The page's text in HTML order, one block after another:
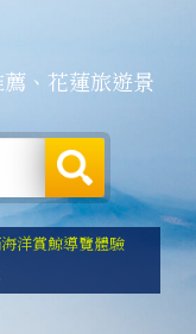
、花蓮旅遊景
洋賞鯨導覽體驗